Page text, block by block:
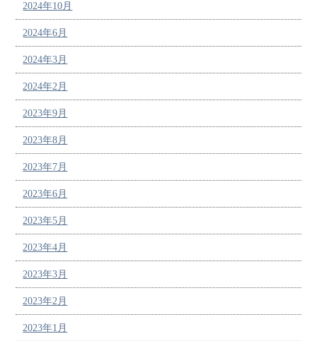
2024年10月
2024年6月
2024年3月
2024年2月
2023年9月
2023年8月
2023年7月
2023年6月
2023年5月
2023年4月
2023年3月
2023年2月
2023年1月